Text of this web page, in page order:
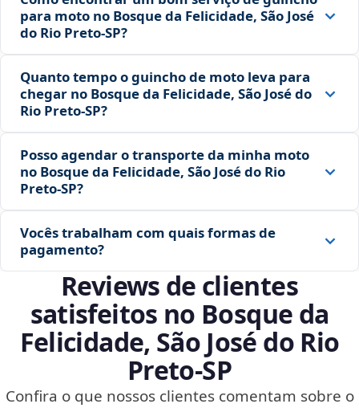
para moto no Bosque da Felicidade, São José
do Rio Preto‑SP?
Quanto tempo o guincho de moto leva para
chegar no Bosque da Felicidade, São José do
Rio Preto‑SP?
Posso agendar o transporte da minha moto
no Bosque da Felicidade, São José do Rio
Preto‑SP?
Vocês trabalham com quais formas de
pagamento?
Reviews de clientes
satisfeitos no Bosque da
Felicidade, São José do Rio
Preto‑SP
Confira o que nossos clientes comentam sobre o